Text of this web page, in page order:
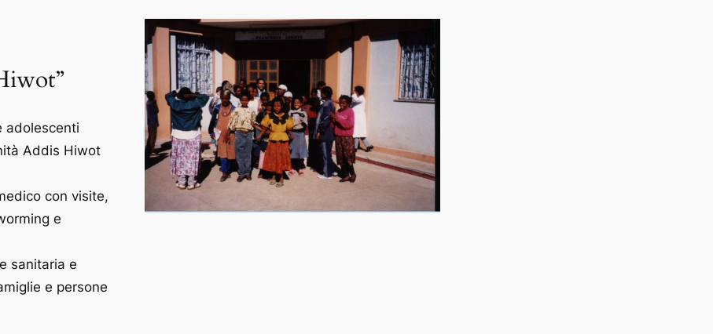
adolescenti
Addis Hiwot
con visite,
e
sanitaria e
e persone